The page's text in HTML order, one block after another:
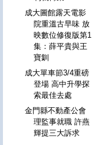
成大圖館露天電影
院重溫古早味 放
映數位修復版第1
集：薛平貴與王
寶釧
成大單車節3/4重磅
登場 高中升學探
索最佳去處
金門縣不動產公會
理監事就職 許燕
輝提三大訴求